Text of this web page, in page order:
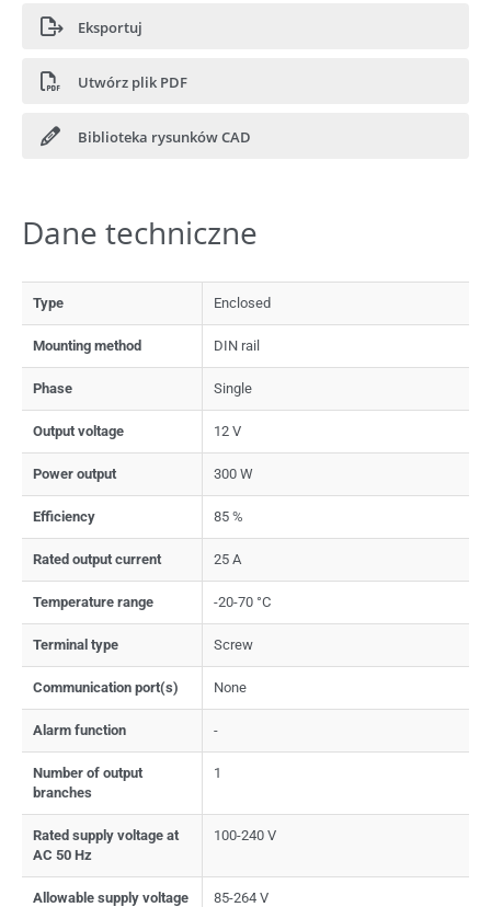
Eksportuj
Utwórz plik PDF
Biblioteka rysunków CAD
Dane techniczne
Type Enclosed
Mounting method DIN rail
Phase Single
Output voltage 12 V
Power output 300 W
Efficiency 85 %
Rated output current 25 A
Temperature range -20-70 °C
Terminal type Screw
Communication port(s) None
Alarm function -
Number of output
branches
1
Rated supply voltage at
AC 50 Hz
100-240 V
Allowable supply voltage
85-264 V